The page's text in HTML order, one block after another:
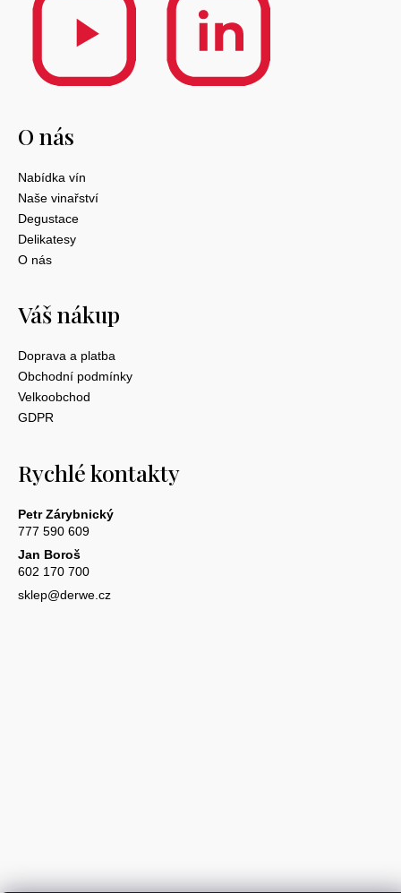
O nás
Nabídka vín
Naše vinařství
Degustace
Delikatesy
O nás
Váš nákup
Doprava a platba
Obchodní podmínky
Velkoobchod
GDPR
Rychlé kontakty
Petr Zárybnický
777 590 609
Jan Boroš
602 170 700
sklep@derwe.cz